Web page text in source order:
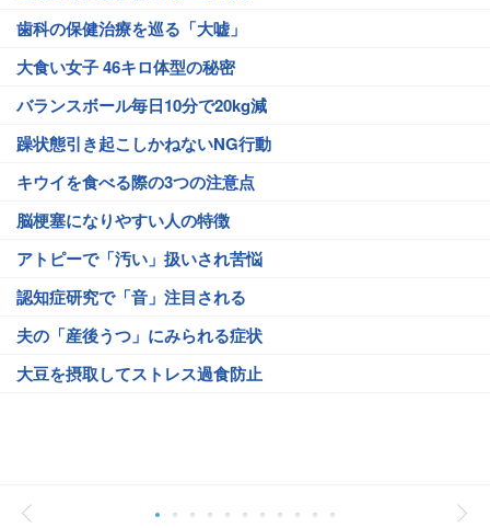
歯科の保健治療を巡る「大嘘」
大食い女子 46キロ体型の秘密
バランスボール毎日10分で20kg減
躁状態引き起こしかねないNG行動
キウイを食べる際の3つの注意点
脳梗塞になりやすい人の特徴
アトピーで「汚い」扱いされ苦悩
認知症研究で「音」注目される
夫の「産後うつ」にみられる症状
大豆を摂取してストレス過食防止